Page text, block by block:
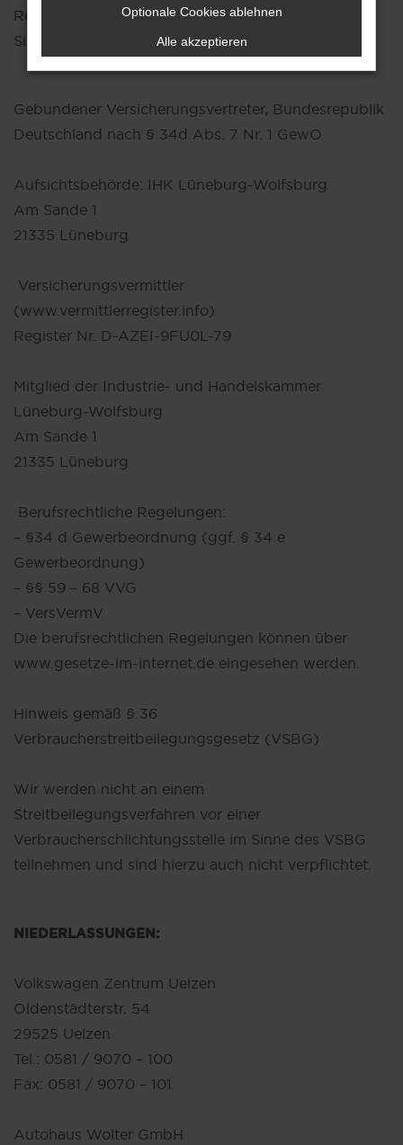
Registernummer: HRB 120270
Sitz der Gesellschaft: Uelzen
Gebundener Versicherungsvertreter, Bundesrepublik
Deutschland nach § 34d Abs. 7 Nr. 1 GewO
Aufsichtsbehörde: IHK Lüneburg-Wolfsburg
Am Sande 1
21335 Lüneburg
Versicherungsvermittler
(www.vermittlerregister.info)
Register Nr. D-AZEI-9FU0L-79
Mitglied der Industrie- und Handelskammer
Lüneburg-Wolfsburg
Am Sande 1
21335 Lüneburg
Berufsrechtliche Regelungen:
– §34 d Gewerbeordnung (ggf. § 34 e
Gewerbeordnung)
– §§ 59 – 68 VVG
– VersVermV
Die berufsrechtlichen Regelungen können über
www.gesetze-im-internet.de eingesehen werden.
Hinweis gemäß § 36
Verbraucherstreitbeilegungsgesetz (VSBG)
Wir werden nicht an einem
Streitbeilegungsverfahren vor einer
Verbraucherschlichtungsstelle im Sinne des VSBG
teilnehmen und sind hierzu auch nicht verpflichtet.
NIEDERLASSUNGEN:
Volkswagen Zentrum Uelzen
Oldenstädterstr. 54
29525 Uelzen
Tel.: 0581 / 9070 – 100
Fax: 0581 / 9070 – 101
Autohaus Wolter GmbH
Optionale Cookies ablehnen
Alle akzeptieren